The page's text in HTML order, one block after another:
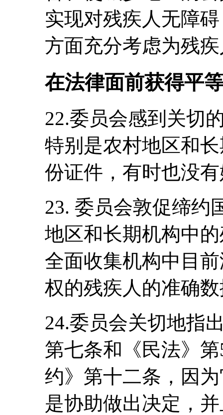
实现对残疾人无障
方面充分考虑为残
在法律面前获得平
22.委员会感到关切
特别是农村地区和
份证件，有时也没
23. 委员会敦促缔约
地区和长期机构中
全面收集机构中目
权的残疾人的准确
24.委员会关切地指
第七条和《民法》
约》第十二条，因
是协助做出决定，